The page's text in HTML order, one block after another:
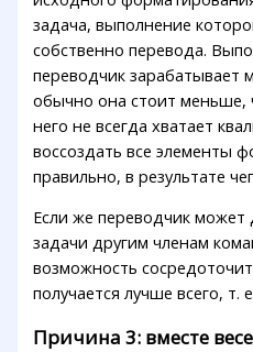
задача, выполнение
собственно перевода.
переводчик зарабатывает
обычно она стоит меньше,
него не всегда хватает
воссоздать все элементы
правильно, в результате
Если же переводчик может
задачи другим членам
возможность
получается лучше всего, т.
Причина 3: вместе